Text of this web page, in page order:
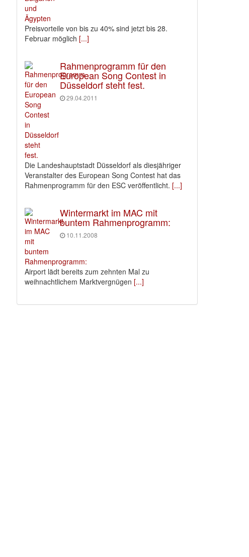
Preisvorteile von bis zu 40% sind jetzt bis 28.
Februar möglich [...]
Rahmenprogramm für den
European Song Contest in
Düsseldorf steht fest.
29.04.2011
Die Landeshauptstadt Düsseldorf als diesjähriger
Veranstalter des European Song Contest hat das
Rahmenprogramm für den ESC veröffentlicht. [...]
Wintermarkt im MAC mit
buntem Rahmenprogramm:
10.11.2008
Airport lädt bereits zum zehnten Mal zu
weihnachtlichem Marktvergnügen [...]